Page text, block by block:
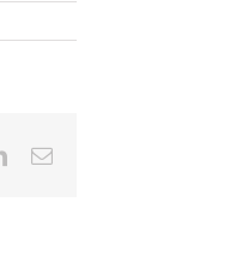
LinkedInSähköposti